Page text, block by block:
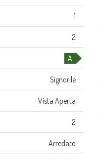
1
2
A
Signorile
Vista Aperta
2
Arredato